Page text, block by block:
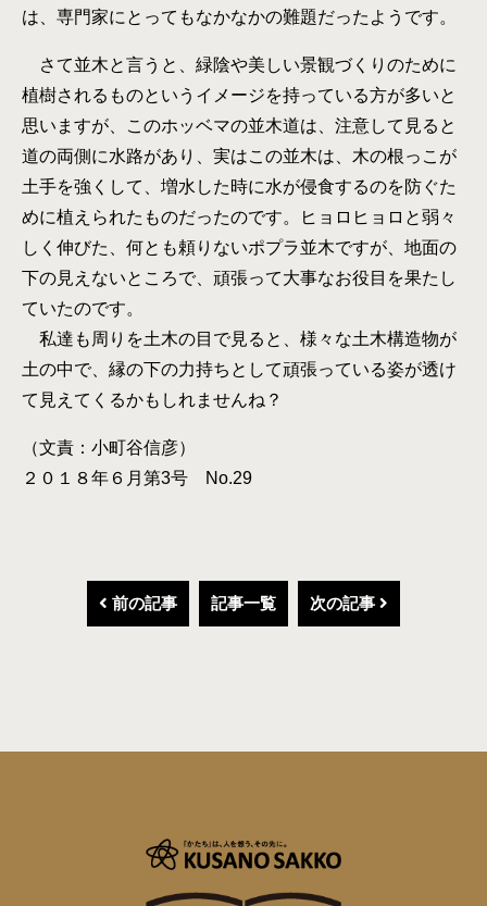
は、専門家にとってもなかなかの難題だったようです。
さて並木と言うと、緑陰や美しい景観づくりのために
植樹されるものというイメージを持っている方が多いと
思いますが、このホッベマの並木道は、注意して見ると
道の両側に水路があり、実はこの並木は、木の根っこが
土手を強くして、増水した時に水が侵食するのを防ぐた
めに植えられたものだったのです。ヒョロヒョロと弱々
しく伸びた、何とも頼りないポプラ並木ですが、地面の
下の見えないところで、頑張って大事なお役目を果たし
ていたのです。
私達も周りを土木の目で見ると、様々な土木構造物が
土の中で、縁の下の力持ちとして頑張っている姿が透け
て見えてくるかもしれませんね？
（文責：小町谷信彦）
２０１８年６月第3号 No.29
前の記事 記事一覧 次の記事